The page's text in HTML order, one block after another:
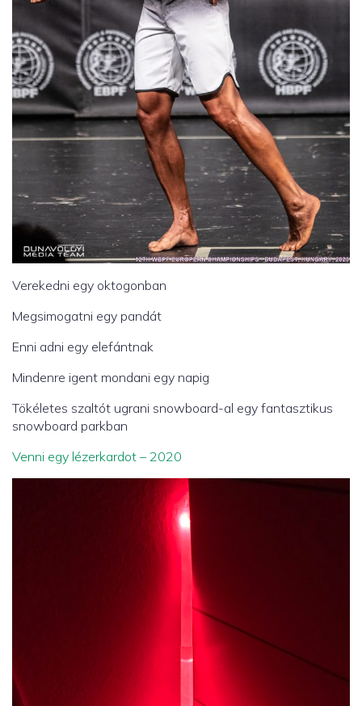
Verekedni egy oktogonban
Megsimogatni egy pandát
Enni adni egy elefántnak
Mindenre igent mondani egy napig
Tökéletes szaltót ugrani snowboard-al egy fantasztikus
snowboard parkban
Venni egy lézerkardot – 2020